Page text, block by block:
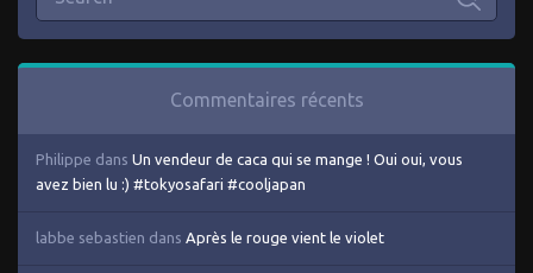
Commentaires récents
Philippe dans Un vendeur de caca qui se mange ! Oui oui, vous
avez bien lu :) #tokyosafari #cooljapan
labbe sebastien dans Après le rouge vient le violet